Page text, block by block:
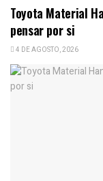
Toyota Material
pensar por si
4 DE AGOSTO, 2026